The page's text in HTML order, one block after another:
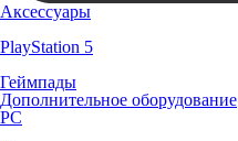
Аксессуары
PlayStation 5
Геймпады
Дополнительное оборудование
PC